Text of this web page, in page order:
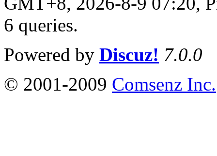
6 queries.
Powered by Discuz! 7.0.0
© 2001-2009 Comsenz Inc.